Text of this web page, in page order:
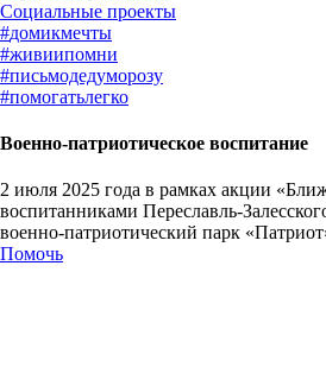
#домикмечты
#живиипомни
#письмодедуморозу
#помогатьлегко
Военно-патриотическое воспитание
2 июля 2025 года в рамках акции
воспитанниками Переславль-
военно-патриотический парк
Помочь